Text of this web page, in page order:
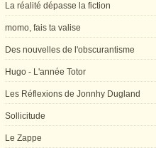
La réalité dépasse la fiction
momo, fais ta valise
Des nouvelles de l'obscurantisme
Hugo - L'année Totor
Les Réflexions de Jonnhy Dugland
Sollicitude
Le Zappe